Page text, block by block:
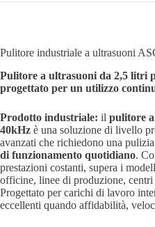
Pulitore industriale a ultrasuoni
Pulitore a ultrasuoni da 2,5 litri
progettato per un utilizzo
Prodotto industriale: il pulitore
40kHz è una soluzione di livello
avanzati che richiedono una
di funzionamento quotidiano.
prestazioni costanti, supera i
officine, linee di produzione,
Progettato per carichi di lavoro
eccellenti quando affidabilità,